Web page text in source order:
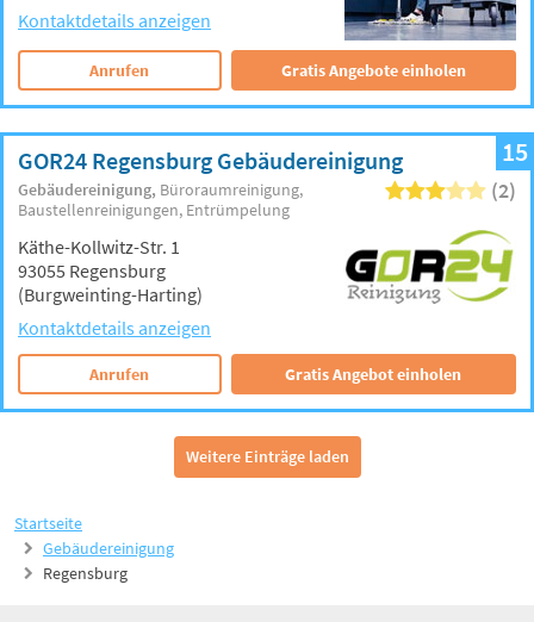
Startseite
Gebäudereinigung
Regensburg
Kontaktdetails anzeigen
Anrufen Gratis Angebote einholen
15
GOR24 Regensburg Gebäudereinigung
Gebäudereinigung Büroraumreinigung
Baustellenreinigungen Entrümpelung
(2)
Käthe-Kollwitz-Str. 1
93055 Regensburg
(Burgweinting-Harting)
Kontaktdetails anzeigen
Anrufen Gratis Angebot einholen
Weitere Einträge laden